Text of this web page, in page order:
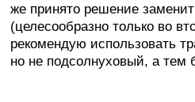
же принято решение
(целесообразно только во
рекомендую использовать
но не подсолнуховый, а тем